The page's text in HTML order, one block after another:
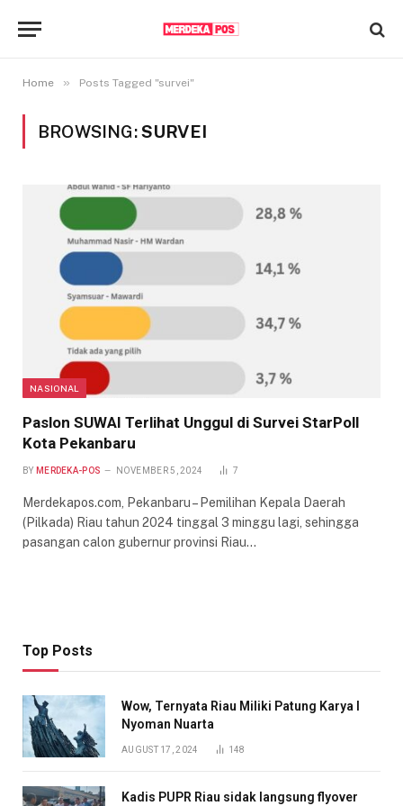
Home » Posts Tagged "survei"
BROWSING:SURVEI
NASIONAL
Paslon SUWAI Terlihat Unggul di Survei StarPoll
Kota Pekanbaru
BY MERDEKA-POS NOVEMBER 5, 2024 7
Merdekapos.com, Pekanbaru – Pemilihan Kepala Daerah
(Pilkada) Riau tahun 2024 tinggal 3 minggu lagi, sehingga
pasangan calon gubernur provinsi Riau…
Top Posts
Wow, Ternyata Riau Miliki Patung Karya I
Nyoman Nuarta
AUGUST 17, 2024 148
Kadis PUPR Riau sidak langsung flyover